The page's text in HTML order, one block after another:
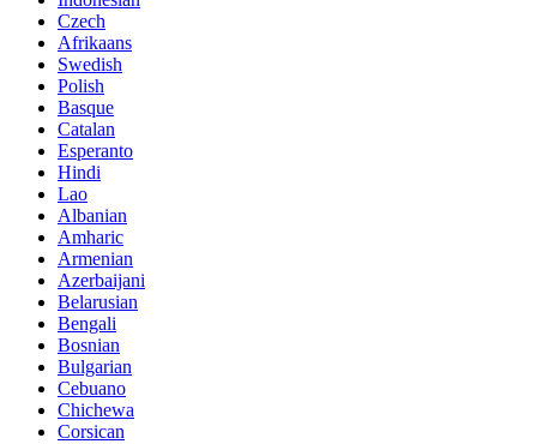
Czech
Afrikaans
Swedish
Polish
Basque
Catalan
Esperanto
Hindi
Lao
Albanian
Amharic
Armenian
Azerbaijani
Belarusian
Bengali
Bosnian
Bulgarian
Cebuano
Chichewa
Corsican